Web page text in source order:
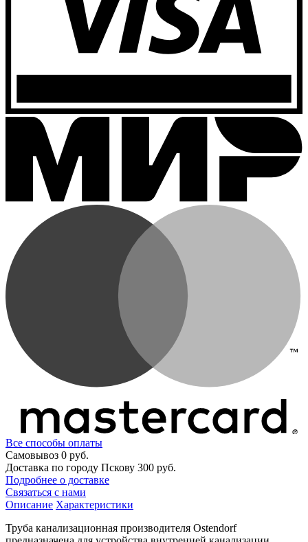
Все способы оплаты
Самовывоз 0 руб.
Доставка по городу Пскову 300 руб.
Подробнее о доставке
Связаться с нами
Описание Характеристики
Труба канализационная производителя Ostendorf